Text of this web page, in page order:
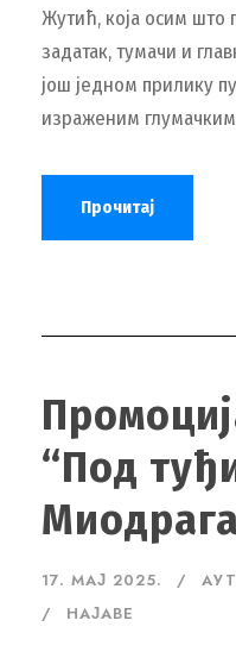
Жутић, која осим што
задатак, тумачи и
још једном прилику
израженим глумачким
Прочитај
“Под
17. МАЈ 2025.
НАЈАВЕ